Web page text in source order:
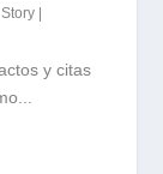
y citas